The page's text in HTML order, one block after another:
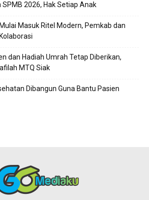
2026, Hak Setiap Anak
Masuk Ritel Modern, Pemkab dan
dan Hadiah Umrah Tetap Diberikan,
MTQ Siak
Dibangun Guna Bantu Pasien